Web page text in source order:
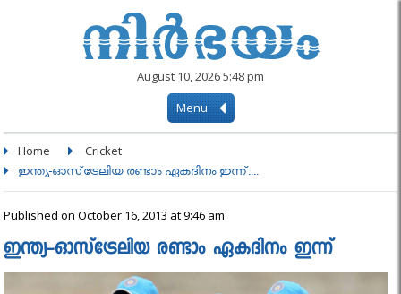
August 10, 2026 5:48 pm
Menu
Home Cricket
ഇന്ത്യ-ഓസ്‌ട്രേലിയ രണ്ടാം ഏകദിനം ഇന്ന്‌....
Published on October 16, 2013 at 9:46 am
ഇന്ത്യ-ഓസ്‌ട്രേലിയ രണ്ടാം ഏകദിനം ഇന്ന്‌